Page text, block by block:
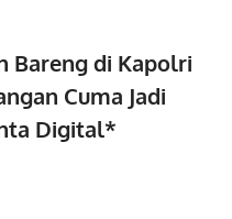
Bareng di Kapolri
Cuma Jadi
Digital*